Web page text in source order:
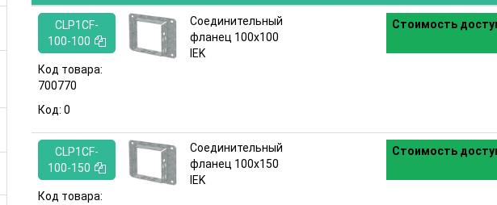
CLP1CF-
100-100
Код товара:
700770
Код: 0
Соединительный
фланец 100х100
IEK
Стоимость
CLP1CF-
100-150
Код товара:
Соединительный
фланец 100х150
IEK
Стоимость